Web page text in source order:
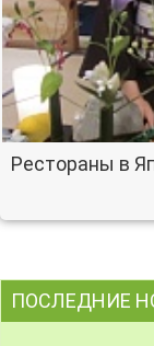
Рестораны в
ПОСЛЕДНИЕ